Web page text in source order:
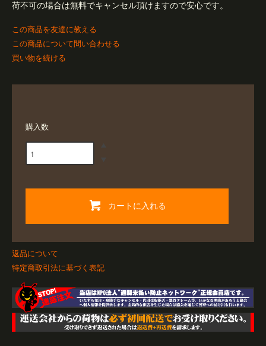
荷不可の場合は無料でキャンセル頂けますので安心です。
この商品を友達に教える
この商品について問い合わせる
買い物を続ける
購入数
カートに入れる
返品について
特定商取引法に基づく表記